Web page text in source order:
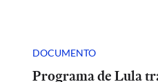
DOCUMENTO
Programa de Lula